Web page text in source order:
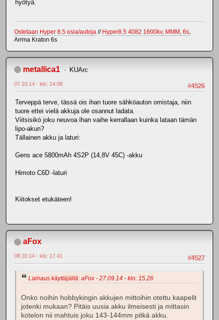
hyötyä.
Ostetaan Hyper 8.5 osia/autoja // Hyper8.5 4082 1600kv, MMM, 6s
Arrma Kraton 6s
metallica1 KUArc
#4526
07.10.14 - klo: 14.08
Terveppä terve, tässä ois ihan tuore sähköauton omistaja, niin
tuore ettei vielä akkuja ole osannut ladata.
Viitsisikö joku neuvoa ihan vaihe kerrallaan kuinka lataan tämän
lipo-akun?
Tällainen akku ja laturi:
Gens ace 5800mAh 4S2P (14,8V 45C) -akku
Himoto C6D -laturi
Kiitokset etukäteen!
aFox
#4527
08.10.14 - klo: 17.41
Lainaus käyttäjältä: aFox - 27.09.14 - klo: 15.26
Onko noihin hobbykingin akkujen mittoihin otettu kaapelit
jotenki mukaan? Pitäis uusia akku ilmeisesti ja mittasin
kotelon nii mahtuis joku 143-144mm pitkä akku.